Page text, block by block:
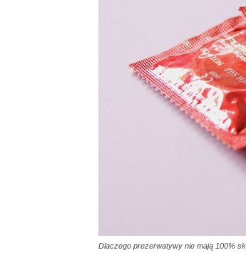
Dlaczego prezerwatywy nie mają 100%